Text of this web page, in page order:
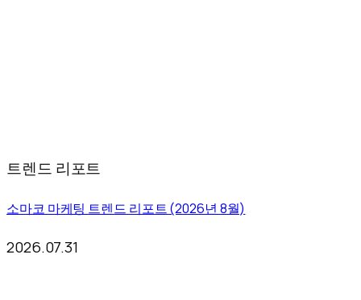
트렌드 리포트
소마코 마케팅 트렌드 리포트 (2026년 8월)
2026.07.31